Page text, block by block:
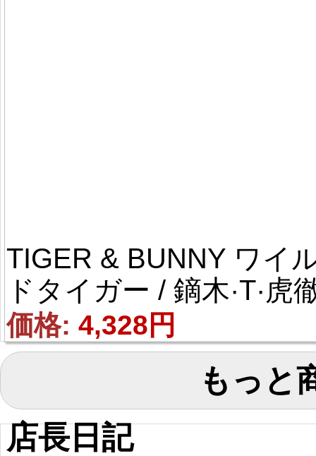
TIGER & BUNNY ワイ
ドタイガー / 鏑木·T·虎
（かぶらぎ·T·こてつ）
ラック 耐熱新素材 ショ
ト 逆立 風 コスプレウィ
ッグ
価格: 4,328円
もっと
店長日記